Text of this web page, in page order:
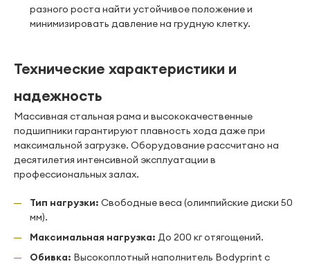
разного роста найти устойчивое положение и
минимизировать давление на грудную клетку.
Технические характеристики и
надежность
Массивная стальная рама и высококачественные
подшипники гарантируют плавность хода даже при
максимальной загрузке. Оборудование рассчитано на
десятилетия интенсивной эксплуатации в
профессиональных залах.
Тип нагрузки: Свободные веса (олимпийские диски 50
мм).
Максимальная нагрузка: До 200 кг отягощений.
Обивка: Высокоплотный наполнитель Bodyprint с